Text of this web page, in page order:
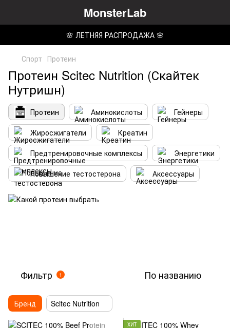
MonsterLab
🌸 ЛЕТНЯЯ РАСПРОДАЖА 🌸
Спорт Протеин
Протеин Scitec Nutrition (Скайтек
Нутришн)
Протеин Аминокислоты
Гейнеры
Жиросжигатели
Креатин
Предтренировочные комплексы
Энергетики
Повышение тестостерона
Аксессуары
Фильтр 1 По названию
Бренд Scitec Nutrition
ХИТ